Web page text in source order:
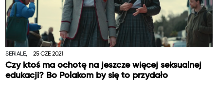
SERIALE, 25 CZE 2021
Czy ktoś ma ochotę na jeszcze więcej seksualnej
edukacji? Bo Polakom by się to przydało